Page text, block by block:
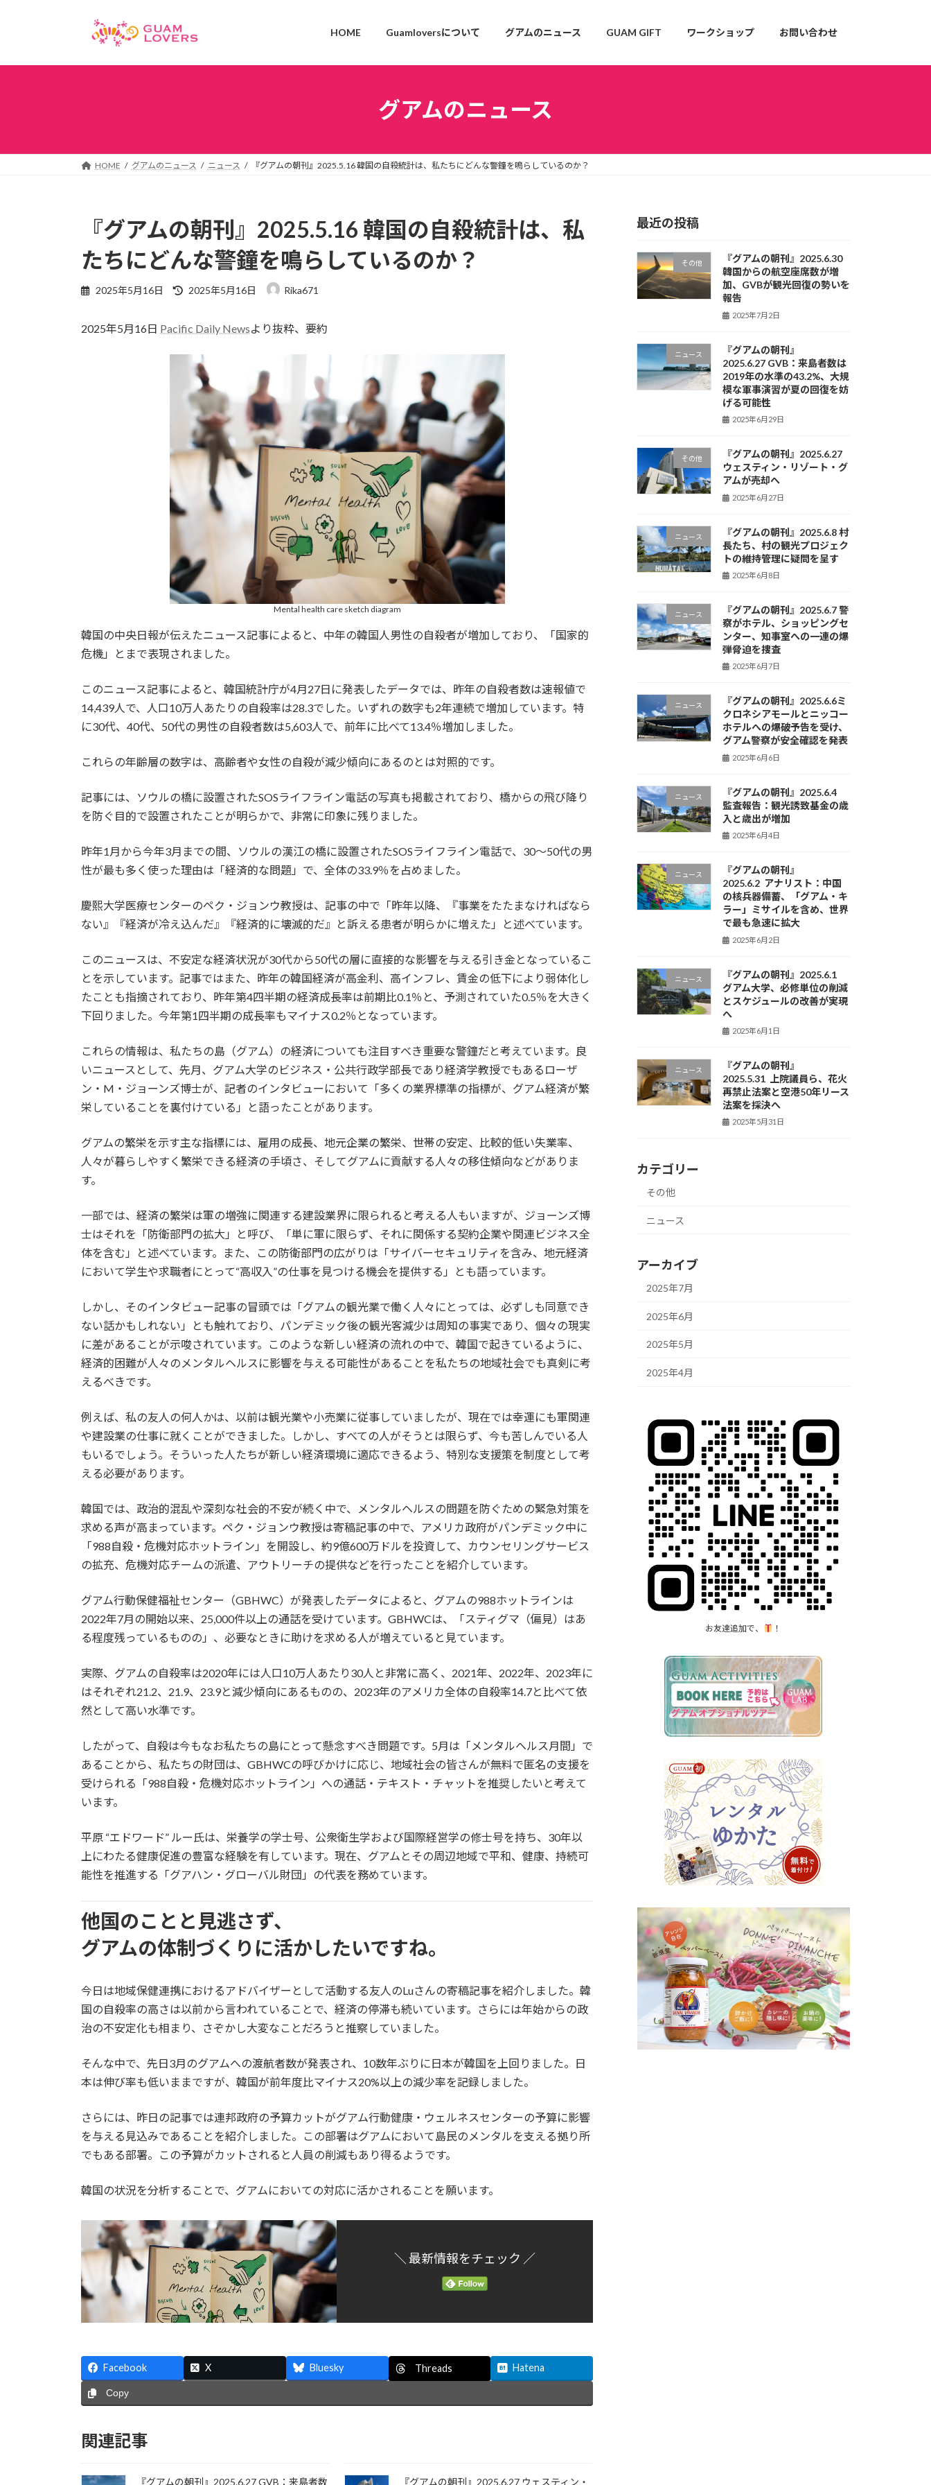
プ
動
HOME Guamloversについて グアムのニュース GUAM GIFT ワークショップ お問い合わせ
グアムのニュース
HOME グアムのニュース ニュース 『グアムの朝刊』2025.5.16 韓国の自殺統計は、私たちにどんな警鐘を鳴らしているのか？
『グアムの朝刊』2025.5.16 韓国の自殺統計は、私
たちにどんな警鐘を鳴らしているのか？
2025年5月16日
最
新
時
2025年5月16日 Rika671
2025年5月16日 Pacific Daily Newsより抜粋、要約
Mental health care sketch diagram
韓国の中央日報が伝えたニュース記事によると、中年の韓国人男性の自殺者が増加しており、「国家的
危機」とまで表現されました。
このニュース記事によると、韓国統計庁が4月27日に発表したデータでは、昨年の自殺者数は速報値で
14,439人で、人口10万人あたりの自殺率は28.3でした。いずれの数字も2年連続で増加しています。特
に30代、40代、50代の男性の自殺者数は5,603人で、前年に比べて13.4％増加しました。
これらの年齢層の数字は、高齢者や女性の自殺が減少傾向にあるのとは対照的です。
記事には、ソウルの橋に設置されたSOSライフライン電話の写真も掲載されており、橋からの飛び降り
を防ぐ目的で設置されたことが明らかで、非常に印象に残りました。
昨年1月から今年3月までの間、ソウルの漢江の橋に設置されたSOSライフライン電話で、30～50代の男
性が最も多く使った理由は「経済的な問題」で、全体の33.9％を占めました。
慶熙大学医療センターのペク・ジョンウ教授は、記事の中で「昨年以降、『事業をたたまなければなら
ない』『経済が冷え込んだ』『経済的に壊滅的だ』と訴える患者が明らかに増えた」と述べています。
このニュースは、不安定な経済状況が30代から50代の層に直接的な影響を与える引き金となっているこ
とを示しています。記事ではまた、昨年の韓国経済が高金利、高インフレ、賃金の低下により弱体化し
たことも指摘されており、昨年第4四半期の経済成長率は前期比0.1％と、予測されていた0.5％を大きく
下回りました。今年第1四半期の成長率もマイナス0.2％となっています。
これらの情報は、私たちの島（グアム）の経済についても注目すべき重要な警鐘だと考えています。良
いニュースとして、先月、グアム大学のビジネス・公共行政学部長であり経済学教授でもあるローザ
ン・M・ジョーンズ博士が、記者のインタビューにおいて「多くの業界標準の指標が、グアム経済が繁
栄していることを裏付けている」と語ったことがあります。
グアムの繁栄を示す主な指標には、雇用の成長、地元企業の繁栄、世帯の安定、比較的低い失業率、
人々が暮らしやすく繁栄できる経済の手頃さ、そしてグアムに貢献する人々の移住傾向などがありま
す。
一部では、経済の繁栄は軍の増強に関連する建設業界に限られると考える人もいますが、ジョーンズ博
士はそれを「防衛部門の拡大」と呼び、「単に軍に限らず、それに関係する契約企業や関連ビジネス全
体を含む」と述べています。また、この防衛部門の広がりは「サイバーセキュリティを含み、地元経済
において学生や求職者にとって“高収入”の仕事を見つける機会を提供する」とも語っています。
しかし、そのインタビュー記事の冒頭では「グアムの観光業で働く人々にとっては、必ずしも同意でき
ない話かもしれない」とも触れており、パンデミック後の観光客減少は周知の事実であり、個々の現実
に差があることが示唆されています。このような新しい経済の流れの中で、韓国で起きているように、
経済的困難が人々のメンタルヘルスに影響を与える可能性があることを私たちの地域社会でも真剣に考
えるべきです。
例えば、私の友人の何人かは、以前は観光業や小売業に従事していましたが、現在では幸運にも軍関連
や建設業の仕事に就くことができました。しかし、すべての人がそうとは限らず、今も苦しんでいる人
もいるでしょう。そういった人たちが新しい経済環境に適応できるよう、特別な支援策を制度として考
える必要があります。
韓国では、政治的混乱や深刻な社会的不安が続く中で、メンタルヘルスの問題を防ぐための緊急対策を
求める声が高まっています。ペク・ジョンウ教授は寄稿記事の中で、アメリカ政府がパンデミック中に
「988自殺・危機対応ホットライン」を開設し、約9億600万ドルを投資して、カウンセリングサービス
の拡充、危機対応チームの派遣、アウトリーチの提供などを行ったことを紹介しています。
グアム行動保健福祉センター（GBHWC）が発表したデータによると、グアムの988ホットラインは
2022年7月の開始以来、25,000件以上の通話を受けています。GBHWCは、「スティグマ（偏見）はあ
る程度残っているものの」、必要なときに助けを求める人が増えていると見ています。
実際、グアムの自殺率は2020年には人口10万人あたり30人と非常に高く、2021年、2022年、2023年に
はそれぞれ21.2、21.9、23.9と減少傾向にあるものの、2023年のアメリカ全体の自殺率14.7と比べて依
然として高い水準です。
したがって、自殺は今もなお私たちの島にとって懸念すべき問題です。5月は「メンタルヘルス月間」で
あることから、私たちの財団は、GBHWCの呼びかけに応じ、地域社会の皆さんが無料で匿名の支援を
受けられる「988自殺・危機対応ホットライン」への通話・テキスト・チャットを推奨したいと考えて
います。
平原 “エドワード” ルー氏は、栄養学の学士号、公衆衛生学および国際経営学の修士号を持ち、30年以
上にわたる健康促進の豊富な経験を有しています。現在、グアムとその周辺地域で平和、健康、持続可
能性を推進する「グアハン・グローバル財団」の代表を務めています。
他国のことと見逃さず、
グアムの体制づくりに活かしたいですね。
今日は地域保健連携におけるアドバイザーとして活動する友人のLuさんの寄稿記事を紹介しました。韓
国の自殺率の高さは以前から言われていることで、経済の停滞も続いています。さらには年始からの政
治の不安定化も相まり、さぞかし大変なことだろうと推察していました。
そんな中で、先日3月のグアムへの渡航者数が発表され、10数年ぶりに日本が韓国を上回りました。日
本は伸び率も低いままですが、韓国が前年度比マイナス20%以上の減少率を記録しました。
さらには、昨日の記事では連邦政府の予算カットがグアム行動健康・ウェルネスセンターの予算に影響
を与える見込みであることを紹介しました。この部署はグアムにおいて島民のメンタルを支える拠り所
でもある部署。この予算がカットされると人員の削減もあり得るようです。
韓国の状況を分析することで、グアムにおいての対応に活かされることを願います。
＼ 最新情報をチェック ／
Facebook X Bluesky Threads Hatena
Copy
関連記事
『グアムの朝刊』2025.6.27 GVB：来島者数 『グアムの朝刊』2025.6.27 ウェスティン・
最近の投稿
その他
『グアムの朝刊』2025.6.30
韓国からの航空座席数が増
加、GVBが観光回復の勢いを
報告
2025年7月2日
ニュース
『グアムの朝刊』
2025.6.27 GVB：来島者数は
2019年の水準の43.2%、大規
模な軍事演習が夏の回復を妨
げる可能性
2025年6月29日
その他
『グアムの朝刊』2025.6.27
ウェスティン・リゾート・グ
アムが売却へ
2025年6月27日
ニュース
『グアムの朝刊』2025.6.8 村
長たち、村の観光プロジェク
トの維持管理に疑問を呈す
2025年6月8日
ニュース
『グアムの朝刊』2025.6.7 警
察がホテル、ショッピングセ
ンター、知事室への一連の爆
弾脅迫を捜査
2025年6月7日
ニュース
『グアムの朝刊』2025.6.6ミ
クロネシアモールとニッコー
ホテルへの爆破予告を受け、
グアム警察が安全確認を発表
2025年6月6日
ニュース
『グアムの朝刊』2025.6.4
監査報告：観光誘致基金の歳
入と歳出が増加
2025年6月4日
ニュース
『グアムの朝刊』
2025.6.2 アナリスト：中国
の核兵器備蓄、「グアム・キ
ラー」ミサイルを含め、世界
で最も急速に拡大
2025年6月2日
ニュース
『グアムの朝刊』2025.6.1
グアム大学、必修単位の削減
とスケジュールの改善が実現
へ
2025年6月1日
ニュース
『グアムの朝刊』
2025.5.31 上院議員ら、花火
再禁止法案と空港50年リース
法案を採決へ
2025年5月31日
カテゴリー
その他
ニュース
アーカイブ
2025年7月
2025年6月
2025年5月
2025年4月
お友達追加で、 ！